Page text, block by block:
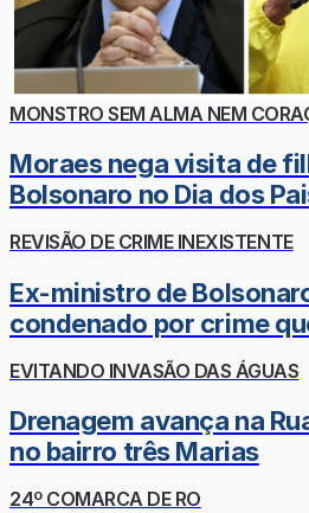
MONSTRO SEM ALMA NEM
Moraes nega visita de
Bolsonaro no Dia dos
REVISÃO DE CRIME INEXISTENTE
Ex-ministro de
condenado por crime
EVITANDO INVASÃO DAS ÁGUAS
Drenagem avança na
no bairro três Marias
24º COMARCA DE RO